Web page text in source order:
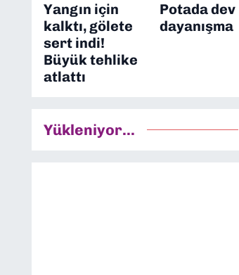
Yangın için
kalktı, gölete
sert indi!
Büyük tehlike
atlattı
Potada dev
dayanışma
Yükleniyor...